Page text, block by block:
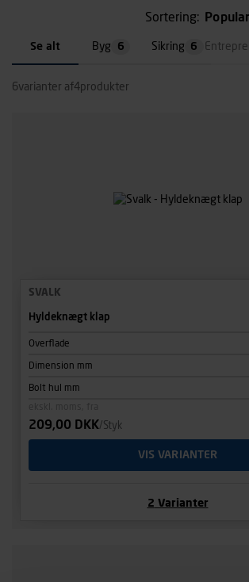
Sortering:
Se alt Byg 6 Sikring 6
6varianter af4produkter
SVALK
Hyldeknægt klap
Overflade
Dimension mm
Bolt hul mm
209,00 DKK/Styk
VIS VARIANTER
2 Varianter